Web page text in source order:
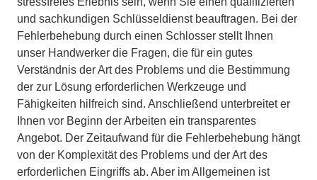
und sachkundigen Schlüsseldienst beauftragen. Bei der
Fehlerbehebung durch einen Schlosser stellt Ihnen
unser Handwerker die Fragen, die für ein gutes
Verständnis der Art des Problems und die Bestimmung
der zur Lösung erforderlichen Werkzeuge und
Fähigkeiten hilfreich sind. Anschließend unterbreitet er
Ihnen vor Beginn der Arbeiten ein transparentes
Angebot. Der Zeitaufwand für die Fehlerbehebung hängt
von der Komplexität des Problems und der Art des
erforderlichen Eingriffs ab. Aber im Allgemeinen ist